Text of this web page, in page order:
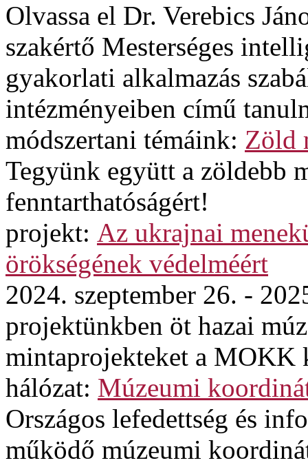
Olvassa el Dr. Verebics
szakértő Mesterséges
gyakorlati alkalmazás
intézményeiben című
módszertani témáink: Zöld
Tegyünk együtt a zöldebb
fenntarthatóságért!
projekt: Az ukrajnai
örökségének védelméért
2024. szeptember 26. -
projektünkben öt hazai
mintaprojekteket a MOKK
hálózat: Múzeumi
Országos lefedettség és
működő múzeumi